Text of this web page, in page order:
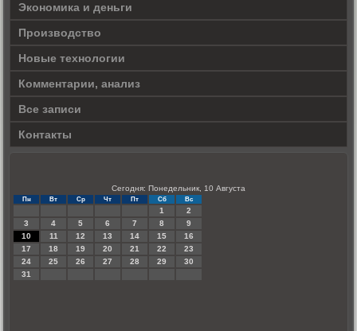
Экономика и деньги
Производство
Новые технологии
Комментарии, анализ
Все записи
Контакты
Сегодня: Понедельник, 10 Августа
Пн Вт Ср Чт Пт Сб Вс
1
2
3
4 5 6 7 8
9
10
11 12 13 14 15
16
17
18 19 20 21 22
23
24
25 26 27 28 29
30
31